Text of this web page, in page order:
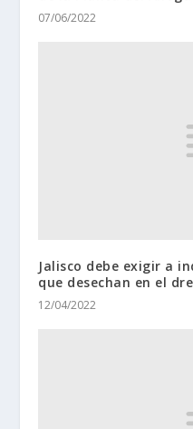
07/06/2022
Jalisco debe exigir a
que desechan en el
12/04/2022